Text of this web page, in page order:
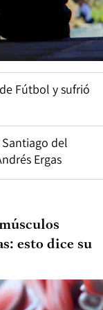
Fútbol y sufrió
del
Ergas
esto dice su